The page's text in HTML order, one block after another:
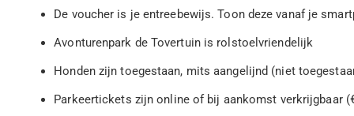
De voucher is je entreebewijs. Toon deze vanaf je
Avonturenpark de Tovertuin is rolstoelvriendelijk
Honden zijn toegestaan, mits aangelijnd (niet
Parkeertickets zijn online of bij aankomst verkrijgbaar